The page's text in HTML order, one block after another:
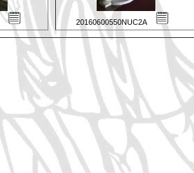
20160600550NUC2A